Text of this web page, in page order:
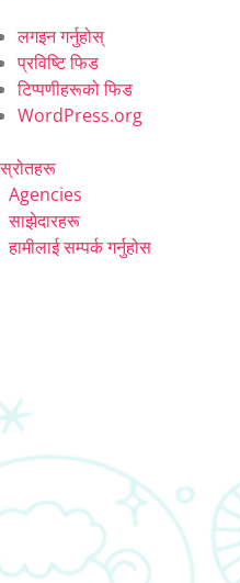
लगइन गर्नुहोस्
प्रविष्टि फिड
टिप्पणीहरूको फिड
WordPress.org
स्रोतहरू
Agencies
साझेदारहरू
हामीलाई सम्पर्क गर्नुहोस